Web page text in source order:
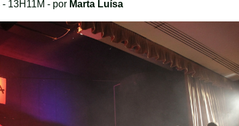
- 13H11M - por Marta Luísa